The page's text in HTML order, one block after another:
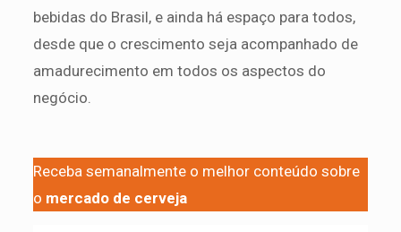
bebidas do Brasil, e ainda há espaço para todos,
desde que o crescimento seja acompanhado de
amadurecimento em todos os aspectos do
negócio.
Receba semanalmente o melhor conteúdo sobre
o mercado de cerveja